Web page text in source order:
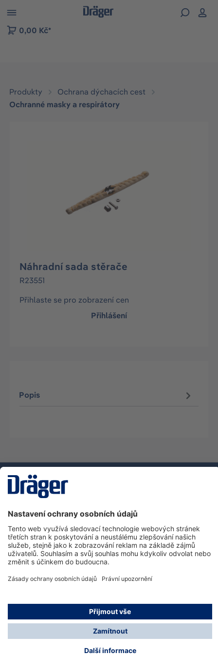
to B2B platform navigation
0,00 Kč*
Produkty
Ochrana dýchacích cest
Ochranné masky a respirátory
Náhradní sada stěrače
R23551
Přihlaste se pro zobrazení cen
Přihlášení
Popis
Zákaznická infolinka
O společnosti Dräger
Informace
© Dräger Safety s.r.o., 2025
* Všechny ceny bez DPH plus náklady na dopravu a
možné poplatky za doručení, pokud není uvedeno jinak.